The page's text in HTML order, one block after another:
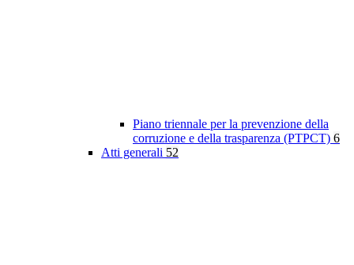
Piano triennale per la prevenzione della
corruzione e della trasparenza (PTPCT) 6
Atti generali 52